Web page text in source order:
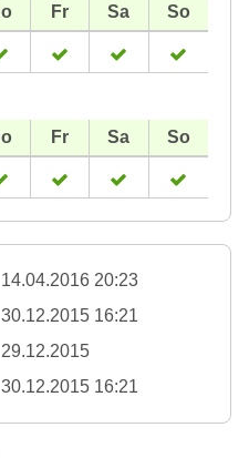
14.04.2016 20:23
30.12.2015 16:21
29.12.2015
30.12.2015 16:21